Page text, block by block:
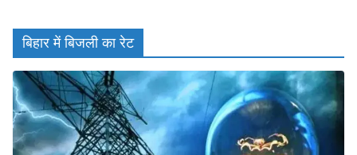
बिहार में बिजली का रेट